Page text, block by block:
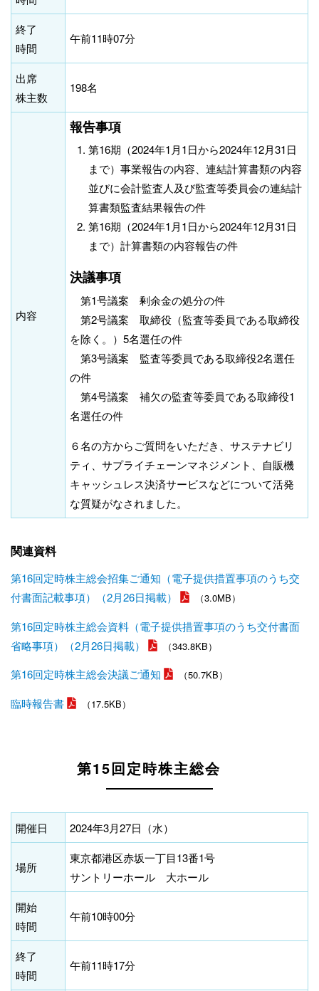
終了
時間
午前11時07分
出席
株主数
198名
内容
報告事項
第16期（2024年1月1日から2024年12月31日
まで）事業報告の内容、連結計算書類の内容
並びに会計監査人及び監査等委員会の連結計
算書類監査結果報告の件
第16期（2024年1月1日から2024年12月31日
まで）計算書類の内容報告の件
決議事項
第1号議案 剰余金の処分の件
第2号議案 取締役（監査等委員である取締役
を除く。）5名選任の件
第3号議案 監査等委員である取締役2名選任
の件
第4号議案 補欠の監査等委員である取締役1
名選任の件
６名の方からご質問をいただき、サステナビリ
ティ、サプライチェーンマネジメント、自販機
キャッシュレス決済サービスなどについて活発
な質疑がなされました。
関連資料
第16回定時株主総会招集ご通知（電子提供措置事項のうち交
付書面記載事項）（2月26日掲載）
（3.0MB）
第16回定時株主総会資料（電子提供措置事項のうち交付書面
省略事項）（2月26日掲載）
（343.8KB）
第16回定時株主総会決議ご通知 （50.7KB）
臨時報告書 （17.5KB）
第15回定時株主総会
開催日 2024年3月27日（水）
場所
東京都港区赤坂一丁目13番1号
サントリーホール 大ホール
開始
時間
午前10時00分
終了
時間
午前11時17分